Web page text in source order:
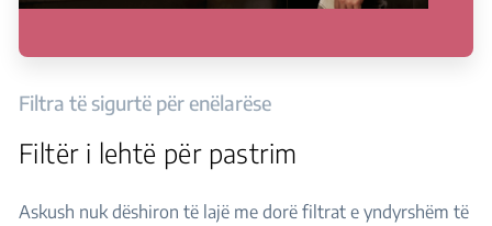
Filtra të sigurtë për enëlarëse
Filtër i lehtë për pastrim
Askush nuk dëshiron të lajë me dorë filtrat e yndyrshëm të